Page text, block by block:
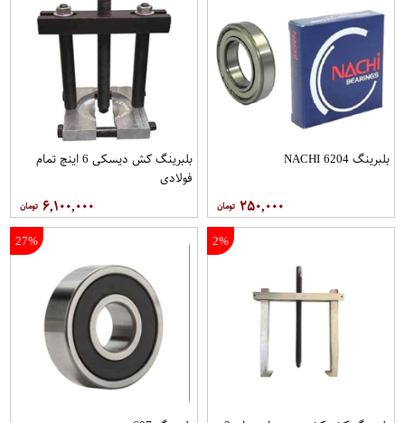
بلبرینگ 6204 NACHI
۲۵۰,۰۰۰
بلبرینگ کش دیسکی 6 اینچ تمام
فولادی
۶,۱۰۰,۰۰۰
2%
27%